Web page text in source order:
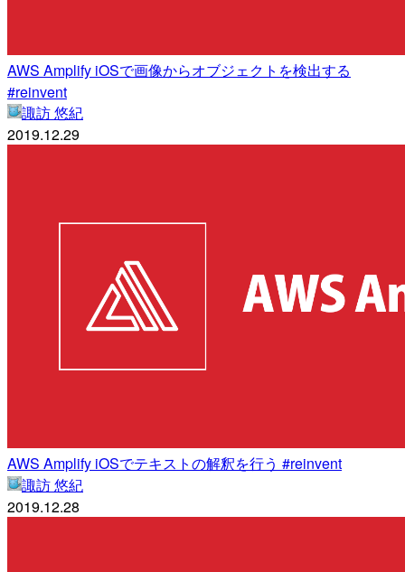
AWS Amplify iOSで画像からオブジェクトを検出する
#reinvent
諏訪 悠紀
2019.12.29
AWS Amplify iOSでテキストの解釈を行う #reinvent
諏訪 悠紀
2019.12.28